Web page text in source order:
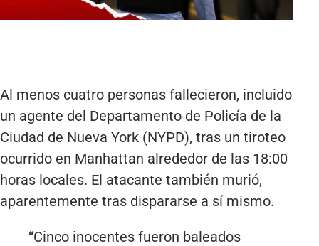
Al menos cuatro personas fallecieron, incluido
un agente del Departamento de Policía de la
Ciudad de Nueva York (NYPD), tras un tiroteo
ocurrido en Manhattan alrededor de las 18:00
horas locales. El atacante también murió,
aparentemente tras dispararse a sí mismo.
“Cinco inocentes fueron baleados